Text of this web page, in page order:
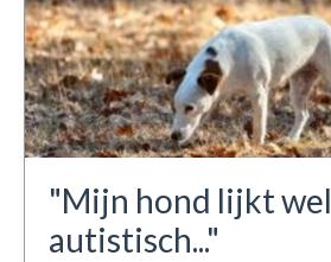
"Mijn hond lijkt wel
autistisch..."